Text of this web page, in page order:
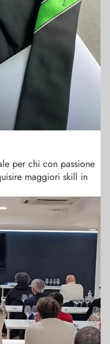
per chi con passione
maggiori skill in